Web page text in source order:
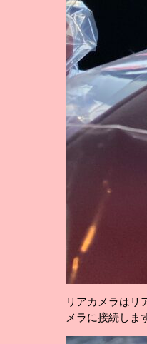
リアカメラはリ
メラに接続しま